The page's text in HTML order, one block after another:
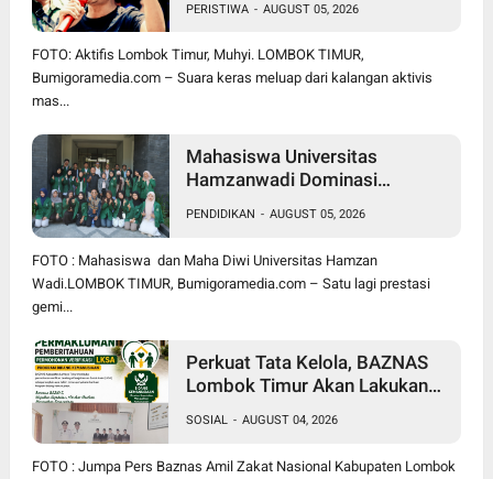
BUPATI WAJIB CARI SOLUSI,
BUKAN SURUH RAKYAT DIAM
DI RUMAH
PERISTIWA - AUGUST 05, 2026
FOTO: Aktifis Lombok Timur, Muhyi. LOMBOK TIMUR,
Bumigoramedia.com – Suara keras meluap dari kalangan aktivis
mas...
Mahasiswa Universitas
Hamzanwadi Dominasi
Harumkan NTB di Tingkat
Nasional
PENDIDIKAN - AUGUST 05, 2026
FOTO : Mahasiswa dan Maha Diwi Universitas Hamzan
Wadi.LOMBOK TIMUR, Bumigoramedia.com – Satu lagi prestasi
gemi...
Perkuat Tata Kelola, BAZNAS
Lombok Timur Akan Lakukan
Lembaga Kesejahteraan Sosial
Anak
SOSIAL - AUGUST 04, 2026
FOTO : Jumpa Pers Baznas Amil Zakat Nasional Kabupaten Lombok